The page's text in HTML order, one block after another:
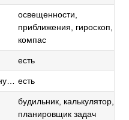
освещенности,
приближения, гироскоп,
компас
есть
Обмен между SIM-картой и внутренней памятью есть
будильник, калькулятор,
планировщик задач